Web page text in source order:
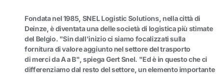
Fondata nel 1985, SNEL Logistic Solutions, nella città di
Deinze, è diventata una delle società di logistica più stimate
del Belgio. "Sin dall'inizio ci siamo focalizzati sulla
fornitura di valore aggiunto nel settore del trasporto
di merci da A a B", spiega Gert Snel. "Ed è in questo che ci
differenziamo dal resto del settore, un elemento importante